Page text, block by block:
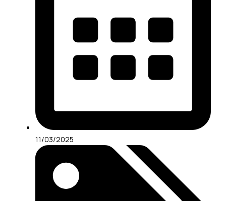
11/03/2025